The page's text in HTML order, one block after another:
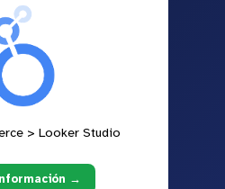
> Looker Studio
→